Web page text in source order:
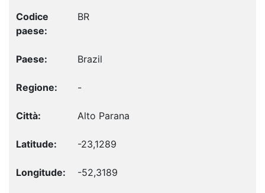
BR
Brazil
-
Alto Parana
-23,1289
-52,3189